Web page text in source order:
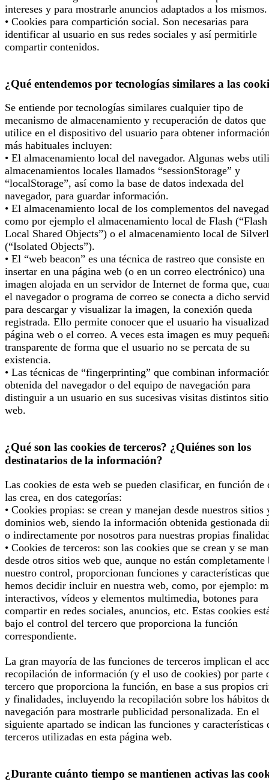
intereses y para mostrarle anuncios adaptados a los mismos.
• Cookies para compartición social. Son necesarias para
identificar al usuario en sus redes sociales y así permitirle
compartir contenidos.
¿Qué entendemos por tecnologías similares a las
Se entiende por tecnologías similares cualquier tipo de
mecanismo de almacenamiento y recuperación de datos que
utilice en el dispositivo del usuario para obtener
más habituales incluyen:
• El almacenamiento local del navegador. Algunas webs
almacenamientos locales llamados “sessionStorage” y
“localStorage”, así como la base de datos indexada del
navegador, para guardar información.
• El almacenamiento local de los complementos del
como por ejemplo el almacenamiento local de Flash (“Flash
Local Shared Objects”) o el almacenamiento local de
(“Isolated Objects”).
• El “web beacon” es una técnica de rastreo que consiste en
insertar en una página web (o en un correo electrónico) una
imagen alojada en un servidor de Internet de forma que,
el navegador o programa de correo se conecta a dicho
para descargar y visualizar la imagen, la conexión queda
registrada. Ello permite conocer que el usuario ha
página web o el correo. A veces esta imagen es muy
transparente de forma que el usuario no se percata de su
existencia.
• Las técnicas de “fingerprinting” que combinan
obtenida del navegador o del equipo de navegación para
distinguir a un usuario en sus sucesivas visitas distintos
web.
¿Qué son las cookies de terceros? ¿Quiénes son los
destinatarios de la información?
Las cookies de esta web se pueden clasificar, en función de
las crea, en dos categorías:
• Cookies propias: se crean y manejan desde nuestros sitios
dominios web, siendo la información obtenida gestionada
o indirectamente por nosotros para nuestras propias
• Cookies de terceros: son las cookies que se crean y se
desde otros sitios web que, aunque no están completamente
nuestro control, proporcionan funciones y características
hemos decidir incluir en nuestra web, como, por ejemplo:
interactivos, vídeos y elementos multimedia, botones para
compartir en redes sociales, anuncios, etc. Estas cookies
bajo el control del tercero que proporciona la función
correspondiente.
La gran mayoría de las funciones de terceros implican el
recopilación de información (y el uso de cookies) por parte
tercero que proporciona la función, en base a sus propios
y finalidades, incluyendo la recopilación sobre los hábitos
navegación para mostrarle publicidad personalizada. En el
siguiente apartado se indican las funciones y características
terceros utilizadas en esta página web.
¿Durante cuánto tiempo se mantienen activas las